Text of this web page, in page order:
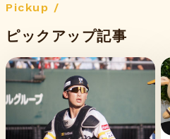
Pickup /
ピックアップ記事